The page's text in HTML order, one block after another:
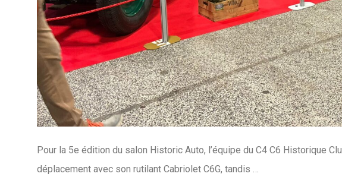
Pour la 5e édition du salon Historic Auto, l’équipe du C4 C6 Historique
déplacement avec son rutilant Cabriolet C6G, tandis …